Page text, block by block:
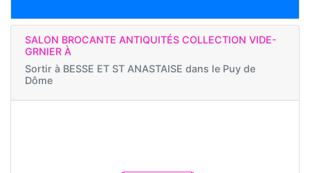
SALON BROCANTE ANTIQUITÉS COLLECTION VIDE-
GRNIER À
Sortir à BESSE ET ST ANASTAISE dans le Puy de
Dôme